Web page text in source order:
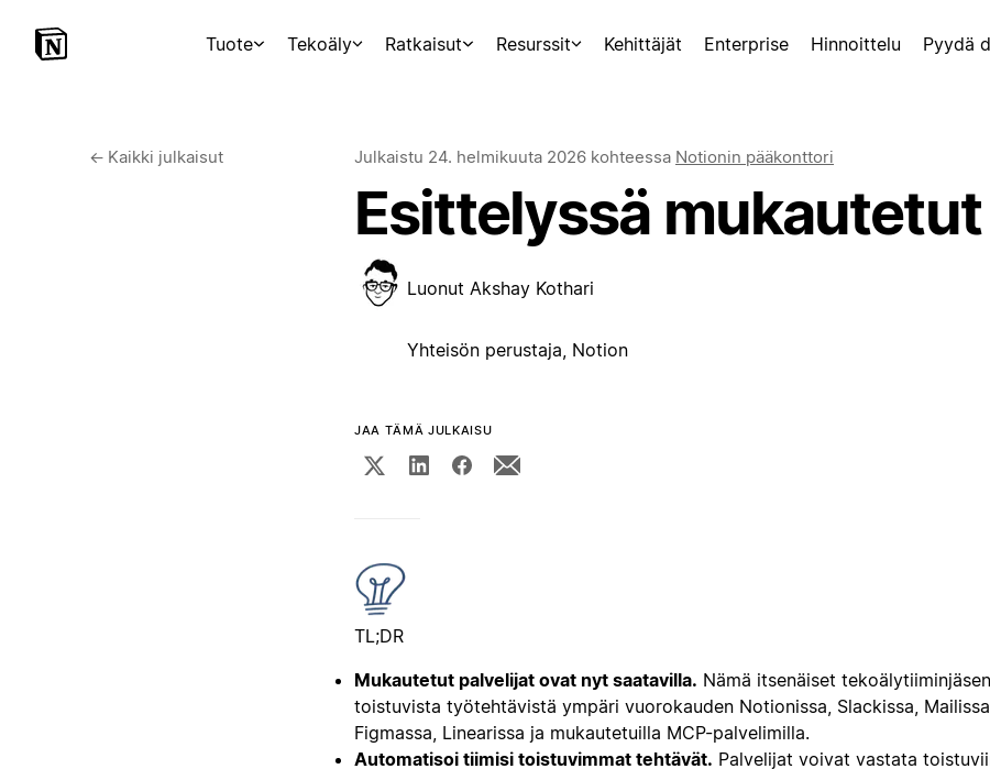
Tuote Tekoäly Ratkaisut Resurssit Kehittäjät Enterprise Hinnoittelu Pyydä
← Kaikki julkaisut Julkaistu 24. helmikuuta 2026 kohteessa Notionin pääkonttori
Esittelyssä
Luonut Akshay Kothari
Yhteisön perustaja, Notion
JAA TÄMÄ JULKAISU
TL;DR
Mukautetut palvelijat ovat nyt saatavilla. Nämä itsenäiset
toistuvista työtehtävistä ympäri vuorokauden Notionissa, Slackissa,
Figmassa, Linearissa ja mukautetuilla MCP-palvelimilla.
Automatisoi tiimisi toistuvimmat tehtävät. Palvelijat voivat vastata